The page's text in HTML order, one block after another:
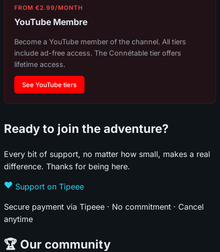
FROM €2.99/MONTH
YouTube Membre
Become a YouTube member of the channel. All tiers
include ad-free access. The Connétable tier offers
lifetime access.
See YouTube tiers
Ready to join the adventure?
Every bit of support, no matter how small, makes a real
difference. Thanks for being here.
Support on Tipeee
Secure payment via Tipeee · No commitment · Cancel
anytime
🏆 Our community